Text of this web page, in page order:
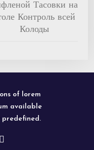
Тасовки на
Контроль всей
Колоды
of lorem
available